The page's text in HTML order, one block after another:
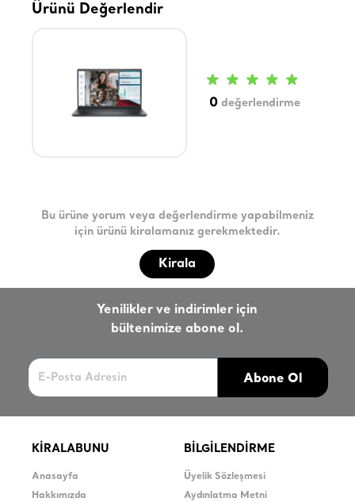
Ürünü Değerlendir
0 değerlendirme
Bu ürüne yorum veya değerlendirme yapabilmeniz
için ürünü kiralamanız gerekmektedir.
Kirala
Yenilikler ve indirimler için
bültenimize abone ol.
Abone Ol
KİRALABUNU
Anasayfa
Hakkımızda
BİLGİLENDİRME
Üyelik Sözleşmesi
Aydınlatma Metni